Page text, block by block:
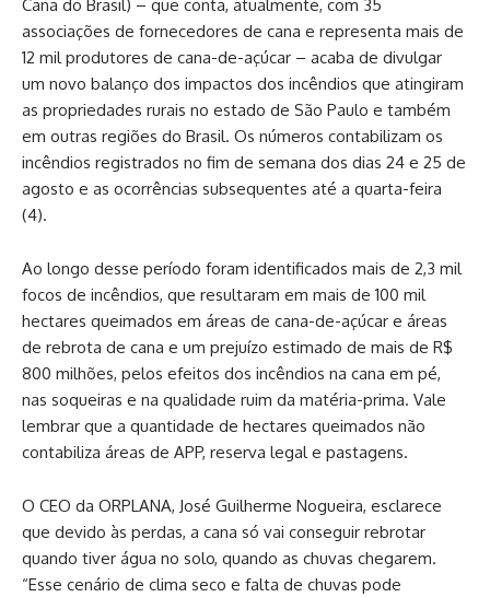
Cana do Brasil) – que conta, atualmente, com 35
associações de fornecedores de cana e representa mais de
12 mil produtores de cana-de-açúcar – acaba de divulgar
um novo balanço dos impactos dos incêndios que atingiram
as propriedades rurais no estado de São Paulo e também
em outras regiões do Brasil. Os números contabilizam os
incêndios registrados no fim de semana dos dias 24 e 25 de
agosto e as ocorrências subsequentes até a quarta-feira
(4).
Ao longo desse período foram identificados mais de 2,3 mil
focos de incêndios, que resultaram em mais de 100 mil
hectares queimados em áreas de cana-de-açúcar e áreas
de rebrota de cana e um prejuízo estimado de mais de R$
800 milhões, pelos efeitos dos incêndios na cana em pé,
nas soqueiras e na qualidade ruim da matéria-prima. Vale
lembrar que a quantidade de hectares queimados não
contabiliza áreas de APP, reserva legal e pastagens.
O CEO da ORPLANA, José Guilherme Nogueira, esclarece
que devido às perdas, a cana só vai conseguir rebrotar
quando tiver água no solo, quando as chuvas chegarem.
“Esse cenário de clima seco e falta de chuvas pode